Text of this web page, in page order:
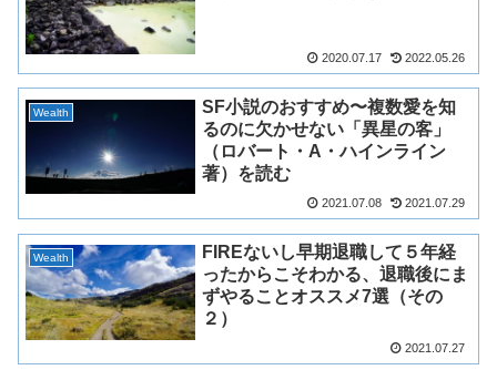
2020.07.17 2022.05.26
Wealth
SF小説のおすすめ〜複数愛を知
るのに欠かせない「異星の客」
（ロバート・A・ハインライン
著）を読む
2021.07.08 2021.07.29
Wealth
FIREないし早期退職して５年経
ったからこそわかる、退職後にま
ずやることオススメ7選（その
２）
2021.07.27